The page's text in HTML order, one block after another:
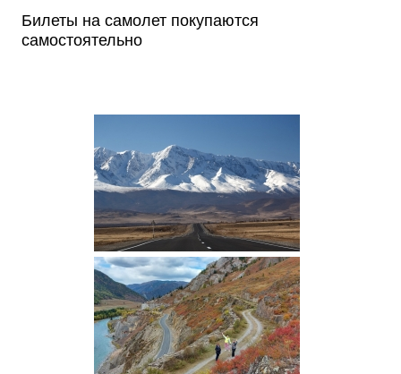
Билеты на самолет покупаются
самостоятельно